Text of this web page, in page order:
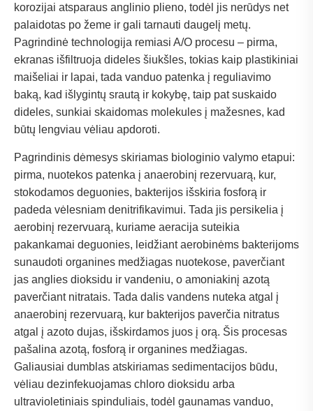
korozijai atsparaus anglinio plieno, todėl jis nerūdys net
palaidotas po žeme ir gali tarnauti daugelį metų.
Pagrindinė technologija remiasi A/O procesu – pirma,
ekranas išfiltruoja dideles šiukšles, tokias kaip plastikiniai
maišeliai ir lapai, tada vanduo patenka į reguliavimo
baką, kad išlygintų srautą ir kokybę, taip pat suskaido
dideles, sunkiai skaidomas molekules į mažesnes, kad
būtų lengviau vėliau apdoroti.
Pagrindinis dėmesys skiriamas biologinio valymo etapui:
pirma, nuotekos patenka į anaerobinį rezervuarą, kur,
stokodamos deguonies, bakterijos išskiria fosforą ir
padeda vėlesniam denitrifikavimui. Tada jis persikelia į
aerobinį rezervuarą, kuriame aeracija suteikia
pakankamai deguonies, leidžiant aerobinėms bakterijoms
sunaudoti organines medžiagas nuotekose, paverčiant
jas anglies dioksidu ir vandeniu, o amoniakinį azotą
paverčiant nitratais. Tada dalis vandens nuteka atgal į
anaerobinį rezervuarą, kur bakterijos paverčia nitratus
atgal į azoto dujas, išskirdamos juos į orą. Šis procesas
pašalina azotą, fosforą ir organines medžiagas.
Galiausiai dumblas atskiriamas sedimentacijos būdu,
vėliau dezinfekuojamas chloro dioksidu arba
ultravioletiniais spinduliais, todėl gaunamas vanduo,